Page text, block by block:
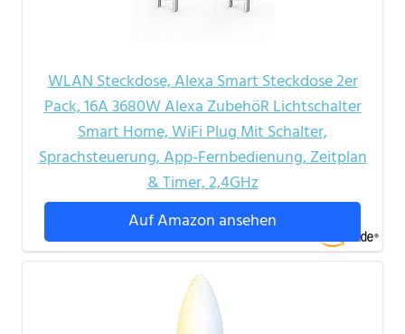
WLAN Steckdose, Alexa Smart Steckdose 2er
Pack, 16A 3680W Alexa ZubehöR Lichtschalter
Smart Home, WiFi Plug Mit Schalter,
Sprachsteuerung, App-Fernbedienung, Zeitplan
& Timer, 2,4GHz
Auf Amazon ansehen